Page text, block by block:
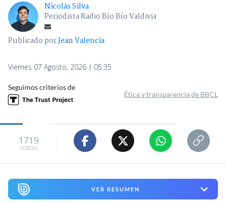
Nicolás Silva
Periodista Radio Bío Bío Valdivia
Publicado porJean Valencia
Viernes 07 Agosto, 2026 | 05:35
Seguimos criterios de
Ética y transparencia de BBCL
1719
visitas
VER RESUMEN